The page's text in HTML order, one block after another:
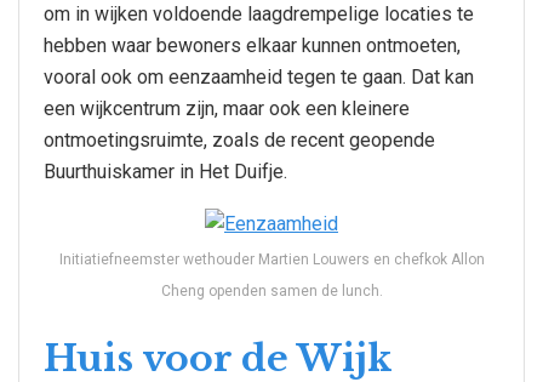
om in wijken voldoende laagdrempelige locaties te
hebben waar bewoners elkaar kunnen ontmoeten,
vooral ook om eenzaamheid tegen te gaan. Dat kan
een wijkcentrum zijn, maar ook een kleinere
ontmoetingsruimte, zoals de recent geopende
Buurthuiskamer in Het Duifje.
Initiatiefneemster wethouder Martien Louwers en chefkok Allon
Cheng openden samen de lunch.
Huis voor de Wijk